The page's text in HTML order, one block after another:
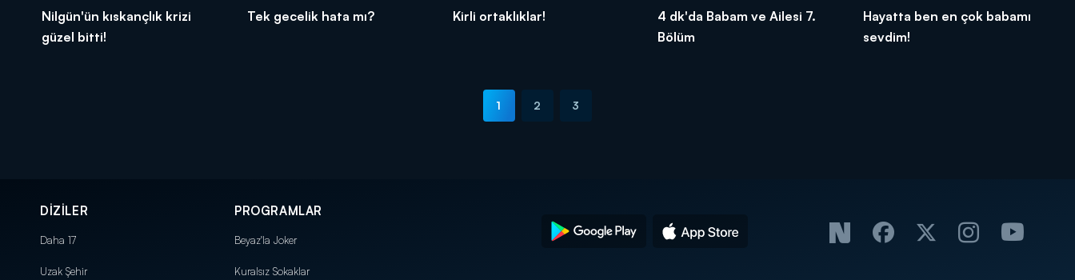
Nilgün'ün kıskançlık krizi
güzel bitti!
Tek gecelik hata mı? Kirli ortaklıklar!
4 dk'da Babam ve Ailesi 7.
Bölüm
Hayatta ben en çok babamı
sevdim!
1 2 3
DİZİLER
Daha 17
Uzak Şehir
PROGRAMLAR
Beyaz'la Joker
Kuralsız Sokaklar